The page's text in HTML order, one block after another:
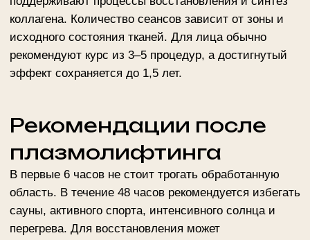
Записаться на плазмолифтинг
в Москве
Перед курсом нужна очная консультация.
Специалист определит показания, оценит состояние
На приеме также можно уточнить стоимость,
количество сеансов и возможные сочетания с